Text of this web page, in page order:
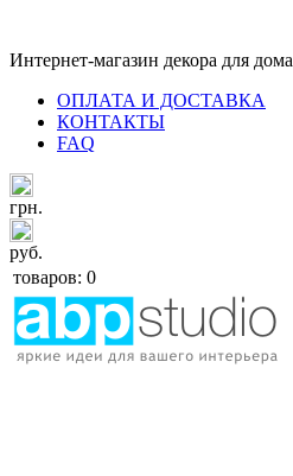
Интернет-магазин декора для дома
ОПЛАТА И ДОСТАВКА
КОНТАКТЫ
FAQ
грн.
руб.
товаров: 0